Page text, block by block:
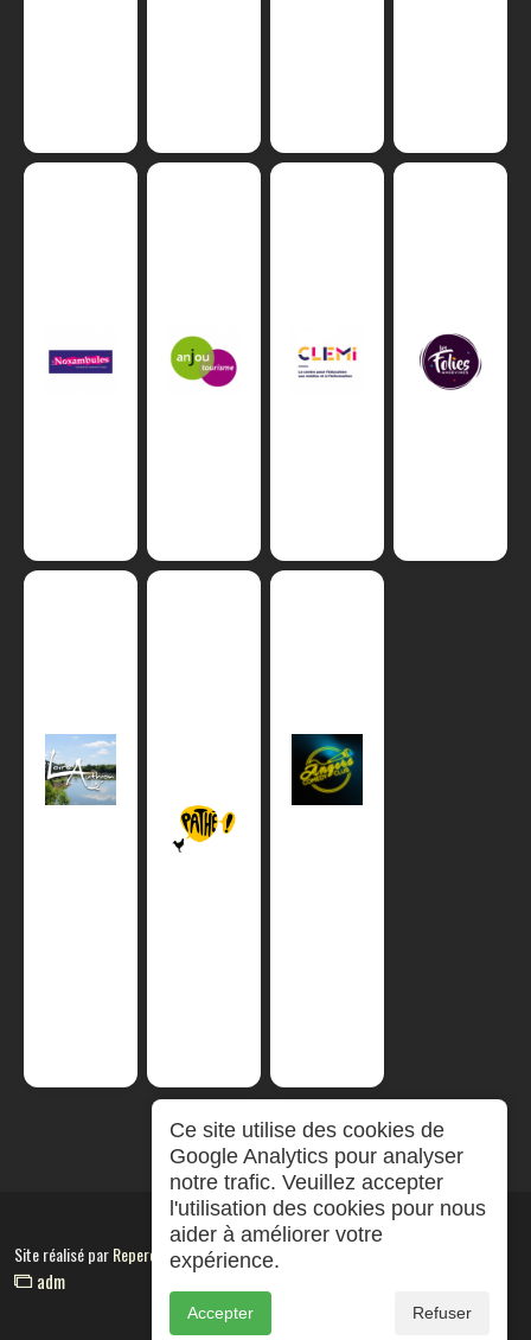
Site réalisé parRepereCom
adm
Ce site utilise des cookies de
Google Analytics pour analyser
notre trafic. Veuillez accepter
l'utilisation des cookies pour nous
aider à améliorer votre
expérience.
Accepter Refuser